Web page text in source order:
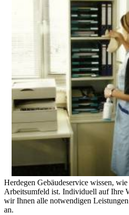
Herdegen Gebäudeservice wissen,
Arbeitsumfeld ist. Individuell auf Ihre
wir Ihnen alle notwendigen
an.